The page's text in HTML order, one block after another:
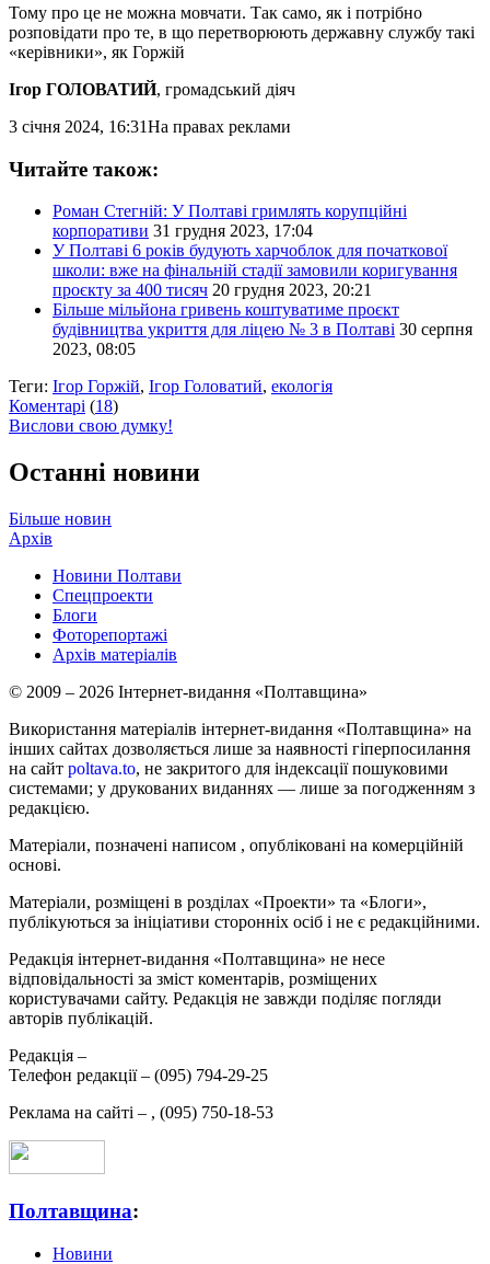
Тому про це не можна мовчати. Так само, як і потрібно
розповідати про те, в що перетворюють державну службу такі
«керівники», як Горжій
Ігор ГОЛОВАТИЙ, громадський діяч
3 січня 2024, 16:31На правах реклами
Читайте також:
Роман Стегній: У Полтаві гримлять корупційні
корпоративи 31 грудня 2023, 17:04
У Полтаві 6 років будують харчоблок для початкової
школи: вже на фінальній стадії замовили коригування
проєкту за 400 тисяч 20 грудня 2023, 20:21
Більше мільйона гривень коштуватиме проєкт
будівництва укриття для ліцею № 3 в Полтаві 30 серпня
2023, 08:05
Теги: Ігор Горжій, Ігор Головатий, екологія
Коментарі (18)
Вислови свою думку!
Останні новини
Більше новин
Архів
Новини Полтави
Спецпроекти
Блоги
Фоторепортажі
Архів матеріалів
© 2009 – 2026 Інтернет-видання «Полтавщина»
Використання матеріалів інтернет-видання «Полтавщина» на
інших сайтах дозволяється лише за наявності гіперпосилання
на сайт poltava.to, не закритого для індексації пошуковими
системами; у друкованих виданнях — лише за погодженням з
редакцією.
Матеріали, позначені написом , опубліковані на комерційній
основі.
Матеріали, розміщені в розділах «Проекти» та «Блоги»,
публікуються за ініціативи сторонніх осіб і не є редакційними.
Редакція інтернет-видання «Полтавщина» не несе
відповідальності за зміст коментарів, розміщених
користувачами сайту. Редакція не завжди поділяє погляди
авторів публікацій.
Редакція –
Телефон редакції – (095) 794-29-25
Реклама на сайті – , (095) 750-18-53
Полтавщина:
Новини